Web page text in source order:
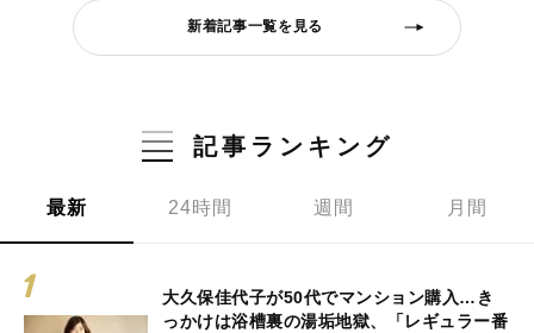
新着記事一覧を見る
記事ランキング
最新 24時間 週間 月間
大久保佳代子が50代でマンション購入…き
っかけは浴槽裏の湯垢地獄、「レギュラー番